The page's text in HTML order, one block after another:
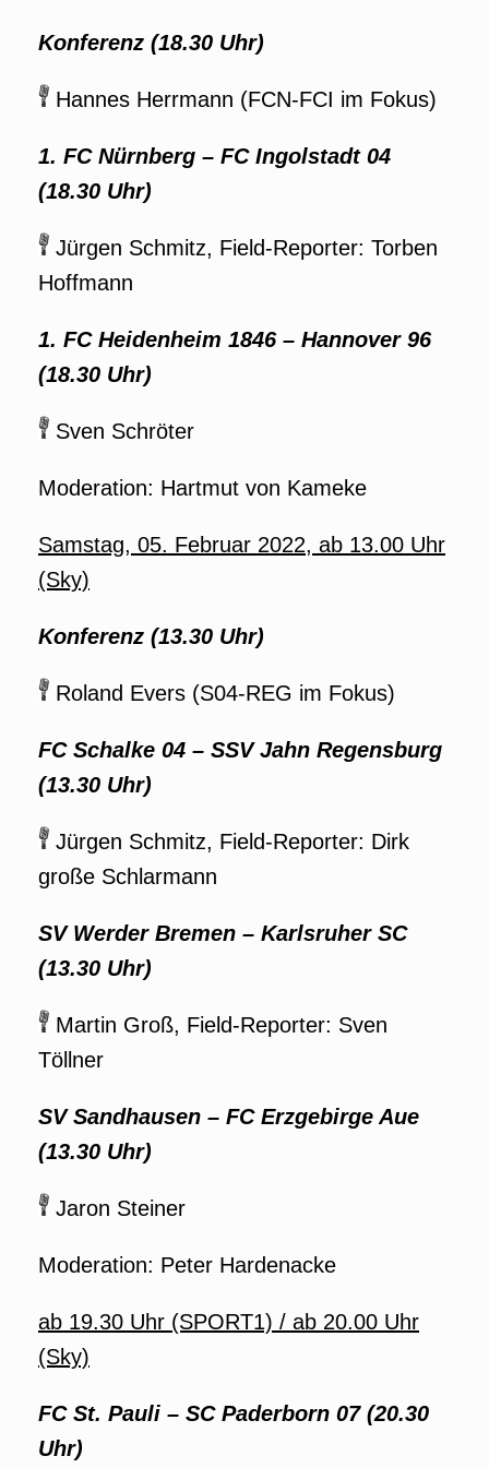
Konferenz (18.30 Uhr)
Hannes Herrmann (FCN-FCI im Fokus)
1. FC Nürnberg – FC Ingolstadt 04
(18.30 Uhr)
Jürgen Schmitz, Field-Reporter: Torben
Hoffmann
1. FC Heidenheim 1846 – Hannover 96
(18.30 Uhr)
Sven Schröter
Moderation: Hartmut von Kameke
Samstag, 05. Februar 2022, ab 13.00 Uhr
(Sky)
Konferenz (13.30 Uhr)
Roland Evers (S04-REG im Fokus)
FC Schalke 04 – SSV Jahn Regensburg
(13.30 Uhr)
Jürgen Schmitz, Field-Reporter: Dirk
große Schlarmann
SV Werder Bremen – Karlsruher SC
(13.30 Uhr)
Martin Groß, Field-Reporter: Sven
Töllner
SV Sandhausen – FC Erzgebirge Aue
(13.30 Uhr)
Jaron Steiner
Moderation: Peter Hardenacke
ab 19.30 Uhr (SPORT1) / ab 20.00 Uhr
(Sky)
FC St. Pauli – SC Paderborn 07 (20.30
Uhr)